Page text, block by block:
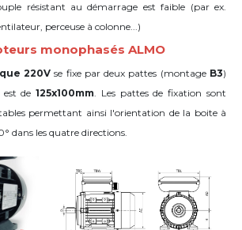
résistant au démarrage est faible (par ex.
perceuse à colonne...)
monophasés ALMO
220Vse fixe par deux pattes (montage B3)
est de125x100mm. Les pattes de fixation sont
permettant ainsi l'orientation de la boite à
dans les quatre directions.